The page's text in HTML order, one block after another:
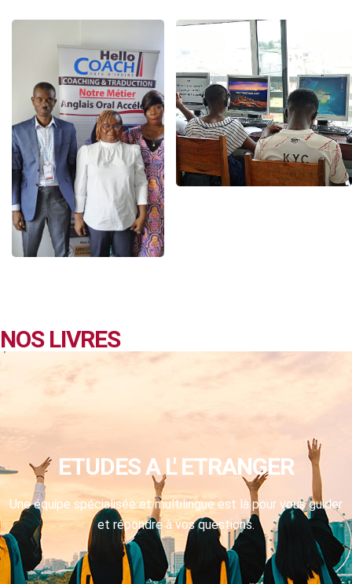
NOS LIVRES
ETUDES A L' ETRANGER
Une équipe spécialisée et multilingue est là pour vous guider
et répondre à vos questions.